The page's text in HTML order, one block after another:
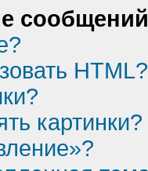
HTML?
картинки?